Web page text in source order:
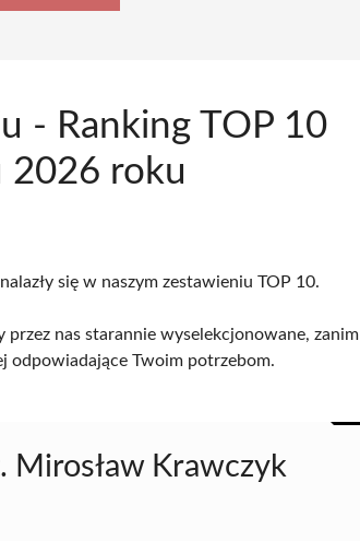
- Ranking TOP 10
2026 roku
się w naszym zestawieniu TOP 10.
nas starannie wyselekcjonowane, zanim
odpowiadające Twoim potrzebom.
Mirosław Krawczyk